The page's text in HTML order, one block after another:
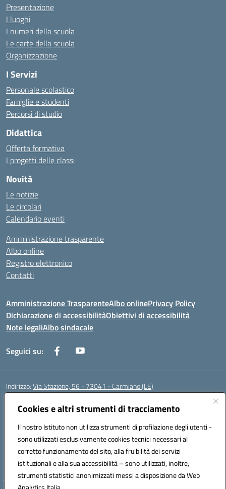
Cookies e altri strumenti di tracciamento
Il nostro Istituto non utilizza strumenti di profilazione degli utenti -
sono utilizzati esclusivamente cookies tecnici necessari al
corretto funzionamento del sito, alla fruibilità dei servizi
istituzionali e alla sua accessibilità – sono utilizzati, inoltre,
strumenti statistici anonimizzati messi a disposizione da Web
Presentazione
I luoghi
I numeri della scuola
Le carte della scuola
Organizzazione
I Servizi
Personale scolastico
Famiglie e studenti
Percorsi di studio
Didattica
Offerta formativa
I progetti delle classi
Novità
Le notizie
Le circolari
Calendario eventi
Amministrazione trasparente
Albo online
Registro elettronico
Contatti
Amministrazione TrasparenteAlbo onlinePrivacy Policy
Dichiarazione di accessibilitàObiettivi di accessibilità
Note legaliAlbo sindacale
Seguici su:
Indirizzo:Via Stazione, 56 - 73041 - Carmiano (LE)
Centralino:0832602856 Email:leic88600a@istruzione.it
Posta elettronica certificata (PEC):leic88600a@pec.istruzione.it
Codice fiscale: 93058030755
Codice meccanografico:LEIC88600A
Codice Indice delle Pubbliche Amministrazioni (IPA): istsc_leic88600a
Codice unico di fatturazione (CUF): UFXBKN